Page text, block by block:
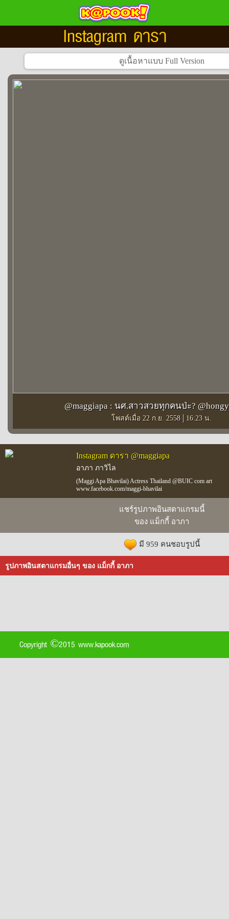
Instagram ดารา
@maggiapa : นศ.สาวสวยทุกคนป่ะ?
โพสต์เมื่อ 22 ก.ย. 2558 | 16:23 น.
Instagram ดารา @maggiapa
อาภา ภาวิไล
(Maggi Apa Bhavilai) Actress Thailand @BUIC com art
www.facebook.com/maggi-bhavilai
แชร์รูปภาพอินสตาแกรมนี้
ของ แม็กกี้ อาภา
มี 959 คนชอบรูปนี้
รูปภาพอินสตาแกรมอื่นๆ ของ แม็กกี้ อาภา
Copyright ©2015 www.kapook.com